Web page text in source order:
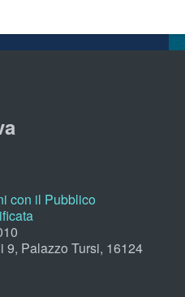
con il Pubblico
9, Palazzo Tursi, 16124